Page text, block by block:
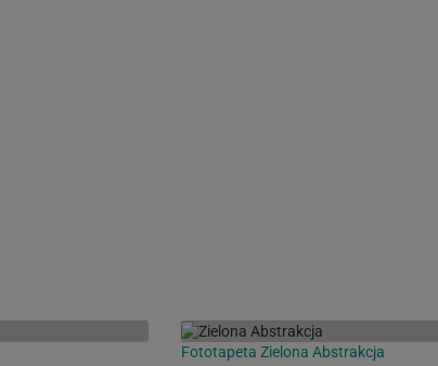
Fototapeta Zielona Abstrakcja